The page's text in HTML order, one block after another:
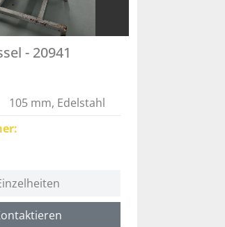
- 20941
105 mm, Edelstahl